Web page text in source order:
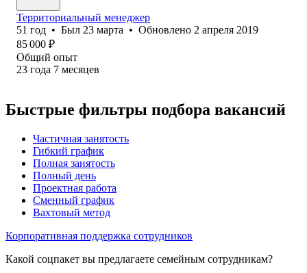
Территориальный менеджер
51 год • Был 23 марта • Обновлено 2 апреля 2019
85 000 ₽
Общий опыт
23 года 7 месяцев
Быстрые фильтры подбора вакансий
Частичная занятость
Гибкий график
Полная занятость
Полный день
Проектная работа
Сменный график
Вахтовый метод
Корпоративная поддержка сотрудников
Какой соцпакет вы предлагаете семейным сотрудникам?